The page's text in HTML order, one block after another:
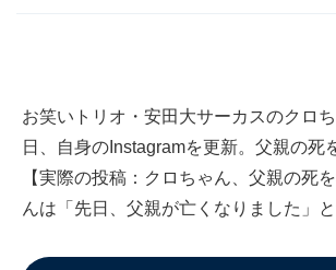
お笑いトリオ・安田大サーカスのクロ
日、自身のInstagramを更新。父親の死
【実際の投稿：クロちゃん、父親の死
んは「先日、父親が亡くなりました」